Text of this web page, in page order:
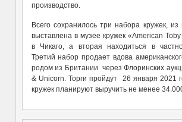
производство.
Всего сохранилось три набора кружек,
выставлена в музее кружек «American
в Чикаго, а вторая находиться в
Третий набор продает вдова
родом из Британии через Флоринских
& Unicorn. Торги пройдут 26 января 2021
кружек планируют выручить не менее